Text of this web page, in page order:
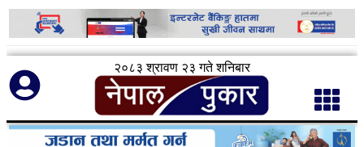
२०८३ श्रावण २३ गते शनिबार